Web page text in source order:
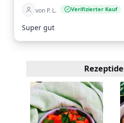
von P. L.
Verifizierter Kauf
Super gut